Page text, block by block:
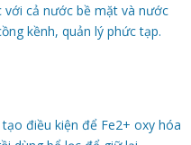
với cả nước bề mặt và nước
kềnh, quản lý phức tạp.
điều kiện để Fe2+ oxy hóa